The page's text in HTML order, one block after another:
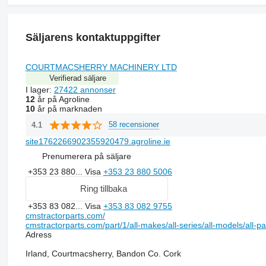
Säljarens kontaktuppgifter
COURTMACSHERRY MACHINERY LTD
Verifierad säljare
I lager: 27422 annonser
12år på Agroline
10år på marknaden
4.1 58 recensioner
site1762266902355920479.agroline.ie
Prenumerera på säljare
+353 23 880... Visa +353 23 880 5006
Ring tillbaka
+353 83 082... Visa +353 83 082 9755
cmstractorparts.com/
cmstractorparts.com/part/1/all-makes/all-series/all-models/all-
Adress
Irland, Courtmacsherry, Bandon Co. Cork